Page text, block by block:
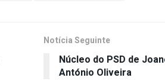
Notícia Seguinte
Núcleo do PSD de
António Oliveira